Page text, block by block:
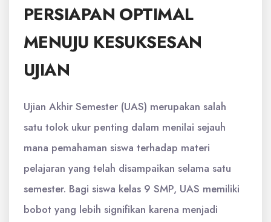
PERSIAPAN OPTIMAL
MENUJU KESUKSESAN
UJIAN
Ujian Akhir Semester (UAS) merupakan salah
satu tolok ukur penting dalam menilai sejauh
mana pemahaman siswa terhadap materi
pelajaran yang telah disampaikan selama satu
semester. Bagi siswa kelas 9 SMP, UAS memiliki
bobot yang lebih signifikan karena menjadi